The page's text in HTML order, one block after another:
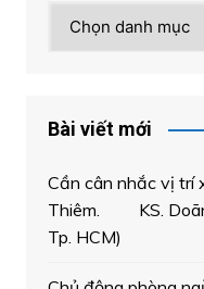
mục
Bài viết mới
Cần cân nhắc vị trí
Thiêm. KS. Doãn
Tp. HCM)